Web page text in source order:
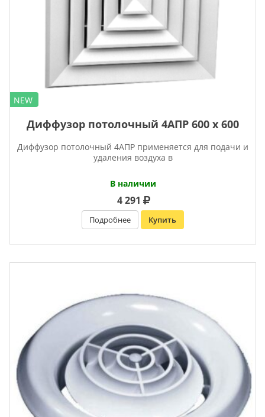
NEW
Диффузор потолочный 4АПР 600 х 600
Диффузор потолочный 4АПР применяется для подачи и
удаления воздуха в
В наличии
4 291
Подробнее Купить